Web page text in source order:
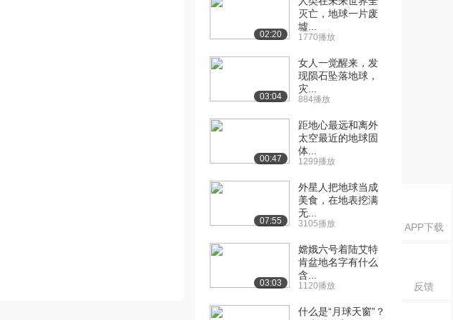
APP下载
反馈
02:20
灭亡，地球一片废
墟...
1770播放
03:04
女人一觉醒来，发
现陨石坠落地球，
灾...
884播放
00:47
距地心最远和离外
太空最近的地球固
体...
1299播放
07:55
外星人把地球当成
美食，在地表挖满
无...
3105播放
03:03
嫦娥六号着陆艾特
肯盆地名字有什么
含...
1120播放
什么是“月球天窗”？